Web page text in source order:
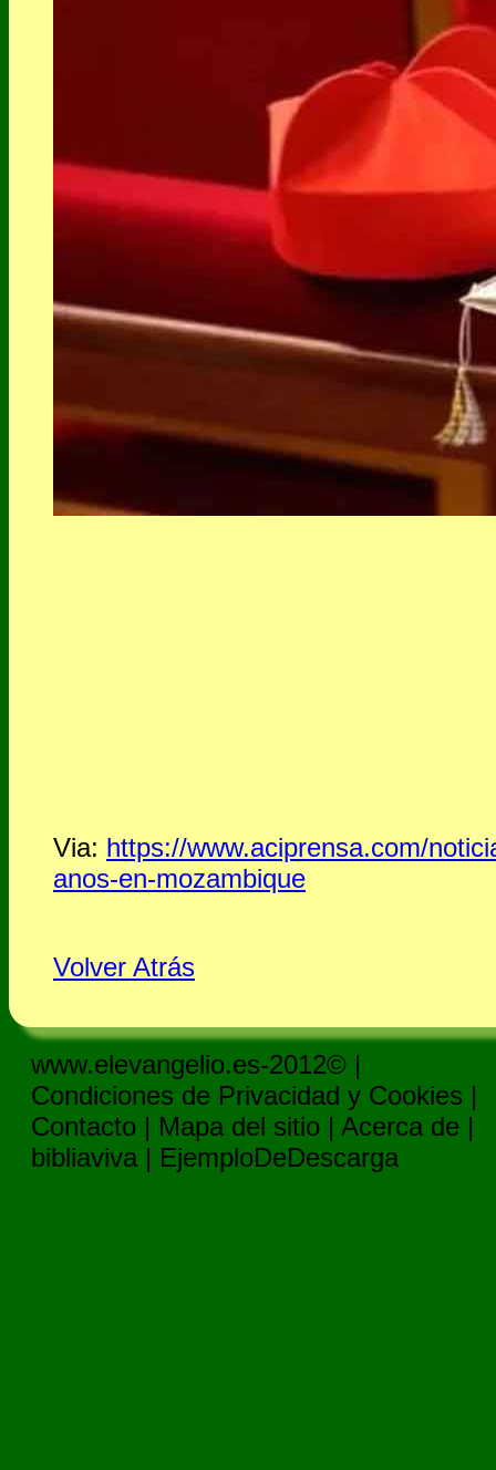
Via: https://www.aciprensa.com/
anos-en-mozambique
Volver Atrás
www.elevangelio.es-2012© |
Condiciones de Privacidad y Cookies |
Contacto | Mapa del sitio | Acerca de |
bibliaviva | EjemploDeDescarga